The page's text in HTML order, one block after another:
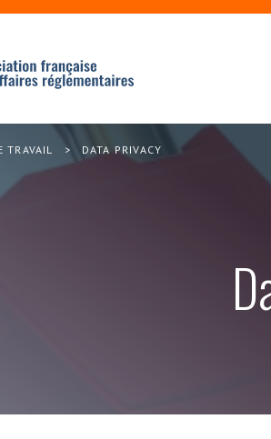
TRAVAIL > DATA PRIVACY